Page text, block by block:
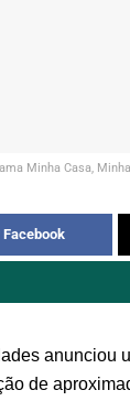
Minha Casa,
anunciou
de